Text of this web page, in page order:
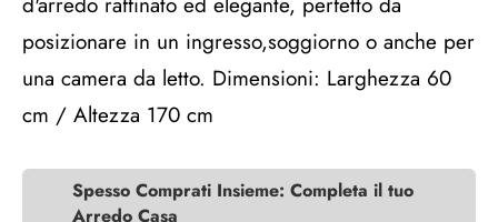
posizionare in un ingresso,soggiorno o anche per
una camera da letto. Dimensioni: Larghezza 60
cm / Altezza 170 cm
Spesso Comprati Insieme: Completa il tuo
Arredo Casa